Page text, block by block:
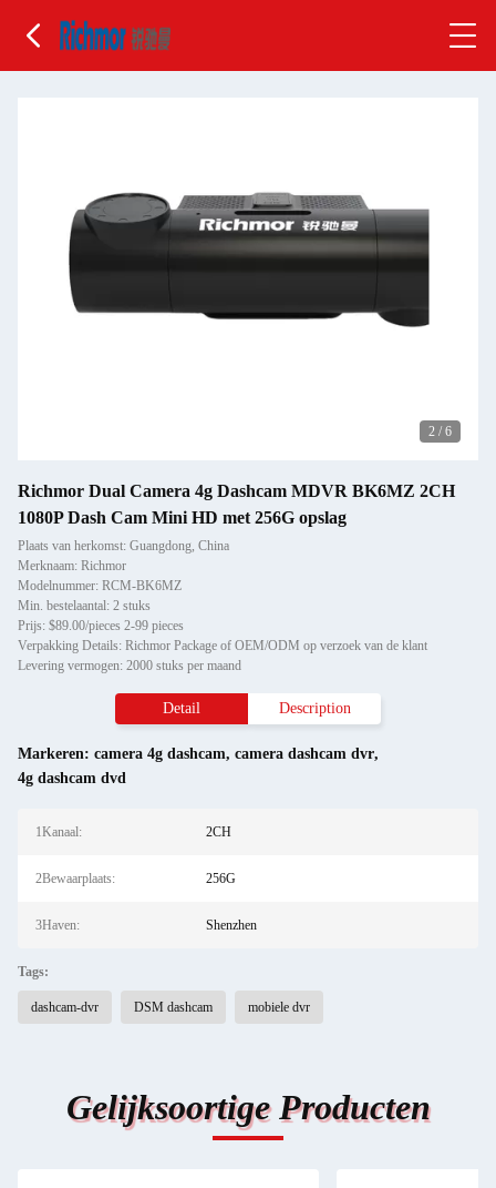
2 / 6
Richmor Dual Camera 4g Dashcam MDVR BK6MZ 2CH
1080P Dash Cam Mini HD met 256G opslag
Plaats van herkomst: Guangdong, China
Merknaam: Richmor
Modelnummer: RCM-BK6MZ
Min. bestelaantal: 2 stuks
Prijs: $89.00/pieces 2-99 pieces
Verpakking Details: Richmor Package of OEM/ODM op verzoek van de klant
Levering vermogen: 2000 stuks per maand
Detail Description
Markeren: camera 4g dashcam, camera dashcam dvr,
4g dashcam dvd
1Kanaal: 2CH
2Bewaarplaats: 256G
3Haven: Shenzhen
Tags:
dashcam-dvr DSM dashcam mobiele dvr
Gelijksoortige Producten